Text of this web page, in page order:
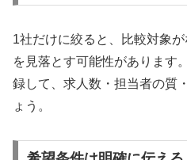
1社だけに絞ると、比較対象
を見落とす可能性があります
録して、求人数・担当者の質
ょう。